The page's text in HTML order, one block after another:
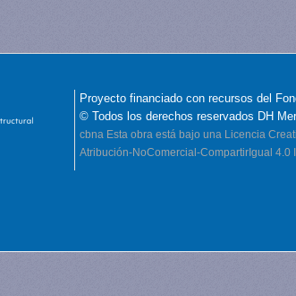
Proyecto financiado con recursos del
© Todos los derechos reservados DH
cbna Esta obra está bajo una Licencia
Atribución-NoComercial-CompartirIgual 4.0